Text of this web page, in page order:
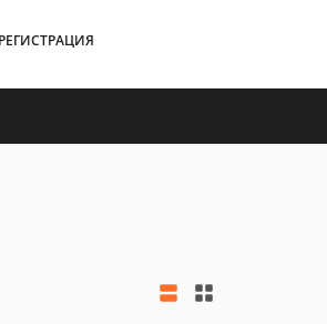
РЕГИСТРАЦИЯ